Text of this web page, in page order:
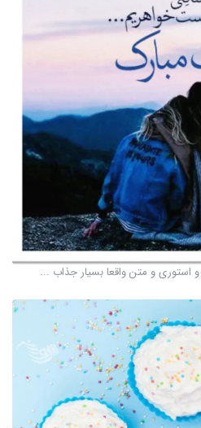
استوری و متن واقعا بسیار جذاب ...